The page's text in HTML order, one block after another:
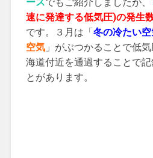
速に発達する低気圧)の発生
です。３月は「 冬の冷たい空
空気」がぶつかることで低
海道付近を通過することで
とがあります。